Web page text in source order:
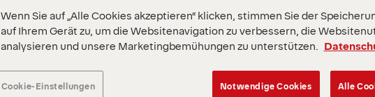
Wenn Sie auf „Alle Cookies akzeptieren“ klicken, stimmen Sie der
auf Ihrem Gerät zu, um die Websitenavigation zu verbessern, die
analysieren und unsere Marketingbemühungen zu unterstützen.
Cookie-Einstellungen Notwendige Cookies Alle